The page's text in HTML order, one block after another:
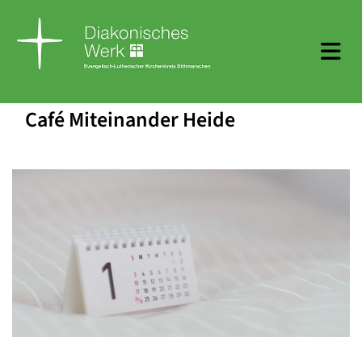
Café Miteinander Heide